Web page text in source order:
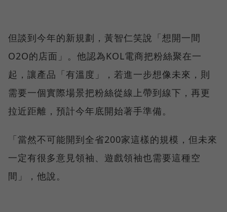
但談到今年的新規劃，黃智仁笑說「想開一間
O2O的店面」。他認為KOL電商把粉絲聚在一
起，讓產品「有溫度」，若進一步想像未來，則
需要一個實際場景把粉絲從線上帶到線下，再更
拉近距離，預計今年底開始著手準備。
「當然不可能開到全省200家這樣的規模，但未來
一定有很多意見領袖、遊戲領袖也需要這種空
間」，他說。